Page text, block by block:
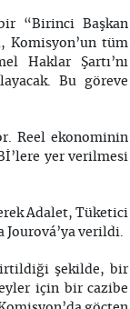
“Birinci Başkan
Komisyon’un tüm
Haklar Şartı’nı
Bu göreve
Reel ekonominin
yer verilmesi
Adalet, Tüketici
Jourová’ya verildi.
şekilde, bir
için bir cazibe